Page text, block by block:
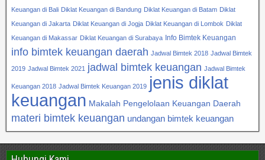
Keuangan di Bali Diklat Keuangan di Bandung Diklat Keuangan di Batam Diklat
Keuangan di Jakarta Diklat Keuangan di Jogja Diklat Keuangan di Lombok Diklat
Keuangan di Makassar Diklat Keuangan di Surabaya Info Bimtek Keuangan
info bimtek keuangan daerah Jadwal Bimtek 2018 Jadwal Bimtek
2019 Jadwal Bimtek 2021 jadwal bimtek keuangan Jadwal Bimtek
Keuangan 2018 Jadwal Bimtek Keuangan 2019 jenis diklat
keuangan Makalah Pengelolaan Keuangan Daerah
materi bimtek keuangan undangan bimtek keuangan